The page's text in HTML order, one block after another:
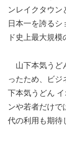
ンレイクタウン
日本一を誇る
ド史上最大規模
山下本気うど
ったため、ビジ
下本気うどん
ンや若者だけで
代の利用も期待